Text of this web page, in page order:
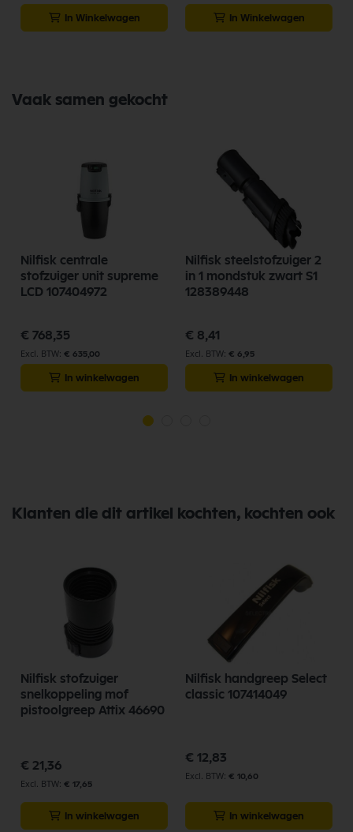
In Winkelwagen In Winkelwagen
Vaak samen gekocht
Nilfisk centrale
stofzuiger unit supreme
LCD 107404972
€ 768,35
€ 635,00
In winkelwagen
Nilfisk steelstofzuiger 2
in 1 mondstuk zwart S1
128389448
€ 8,41
€ 6,95
In winkelwagen
Klanten die dit artikel kochten, kochten ook
Nilfisk stofzuiger
snelkoppeling mof
pistoolgreep Attix 46690
€ 21,36
€ 17,65
In winkelwagen
Nilfisk handgreep Select
classic 107414049
€ 12,83
€ 10,60
In winkelwagen